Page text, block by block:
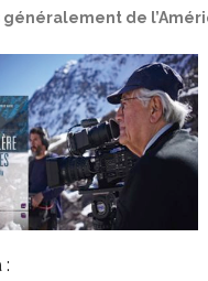
généralement de
: